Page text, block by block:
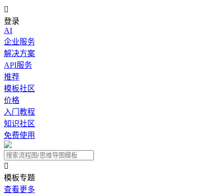

登录
AI
企业服务
解决方案
API服务
推荐
模板社区
价格
入门教程
知识社区
免费使用

模板专题
查看更多